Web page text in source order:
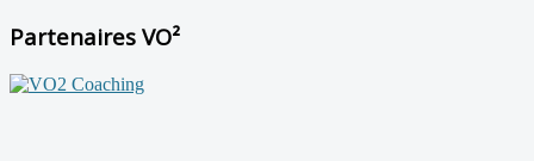
Partenaires VO²